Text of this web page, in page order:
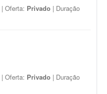
| Oferta: Privado | Duração
| Oferta: Privado | Duração